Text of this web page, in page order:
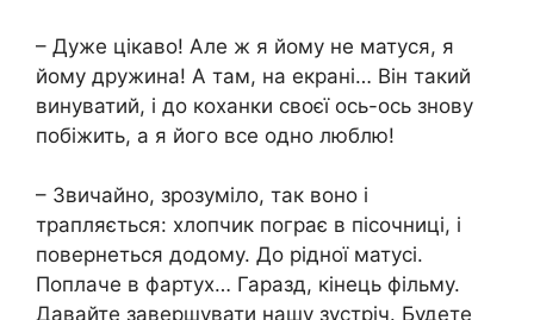
– Дуже цікаво! Але ж я йому не матуся, я
йому дружина! А там, на екрані… Він такий
винуватий, і до коханки своєї ось-ось знову
побіжить, а я його все одно люблю!
– Звичайно, зрозуміло, так воно і
трапляється: хлопчик пограє в пісочниці, і
повернеться додому. До рідної матусі.
Поплаче в фартух… Гаразд, кінець фільму.
Давайте завершувати нашу зустріч. Будете